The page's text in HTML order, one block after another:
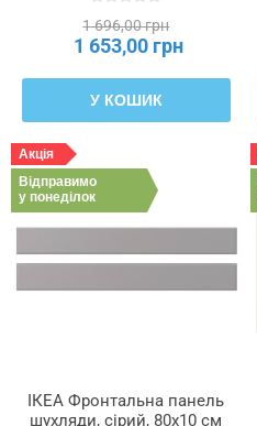
1 696,00 грн
1 653,00 грн
У КОШИК
Акція
Відправимо
у понеділок
ІКЕА Фронтальна панель
шухляди, сірий, 80x10 см